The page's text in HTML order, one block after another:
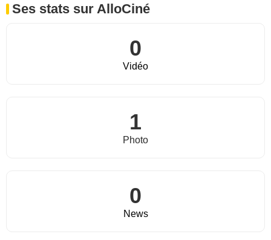
Ses stats sur AlloCiné
0
Vidéo
1
Photo
0
News